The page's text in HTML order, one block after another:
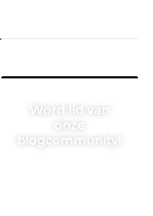
Word lid van
onze
blogcommunity!